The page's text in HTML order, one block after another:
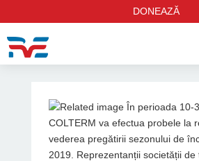
DONEAZĂ
În perioada 10-
COLTERM va efectua probele la
vederea pregătirii sezonului de
2019. Reprezentanții societății de